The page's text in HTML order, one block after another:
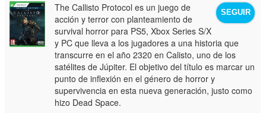
SEGUIR
The Callisto Protocol es un juego de
acción y terror con planteamiento de
survival horror para PS5, Xbox Series S/X
y PC que lleva a los jugadores a una historia que
transcurre en el año 2320 en Calisto, uno de los
satélites de Júpiter. El objetivo del título es marcar un
punto de inflexión en el género de horror y
supervivencia en esta nueva generación, justo como
hizo Dead Space.